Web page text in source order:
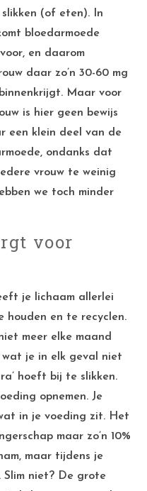
(of eten). In
bloedarmoede
en daarom
daar zo’n 30-60 mg
Maar voor
is hier geen bewijs
een klein deel van de
ondanks dat
vrouw te weinig
we toch minder
voor
je lichaam allerlei
houden en te recyclen.
meer elke maand
je in elk geval niet
hoeft bij te slikken.
opnemen. Je
in je voeding zit. Het
maar zo’n 10%
maar tijdens je
Slim niet? De grote